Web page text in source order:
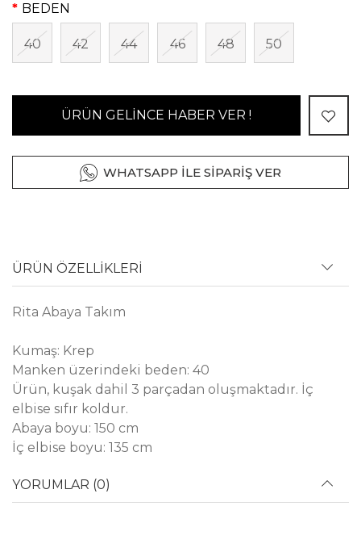
BEDEN
40 42 44 46 48 50
ÜRÜN GELİNCE HABER VER !
WHATSAPP İLE SİPARİŞ VER
ÜRÜN ÖZELLİKLERİ
Rita Abaya Takım
Kumaş: Krep
Manken üzerindeki beden: 40
Ürün, kuşak dahil 3 parçadan oluşmaktadır. İç
elbise sıfır koldur.
Abaya boyu: 150 cm
İç elbise boyu: 135 cm
YORUMLAR (0)